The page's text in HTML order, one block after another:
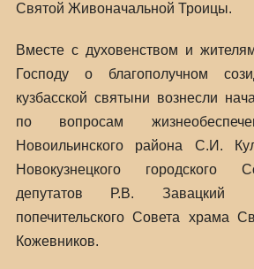
Святой Живоначальной Троицы.
Вместе с духовенством и
Господу о благополучном
кузбасской святыни вознесли
по вопросам
Новоильинского района С.И.
Новокузнецкого городского
депутатов Р.В. Завацкий
попечительского Совета храма
Кожевников.